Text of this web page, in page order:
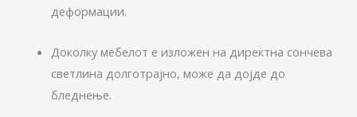
деформации.
Доколку мебелот е изложен на директна сончева
светлина долготрајно, може да дојде до
бледнење.